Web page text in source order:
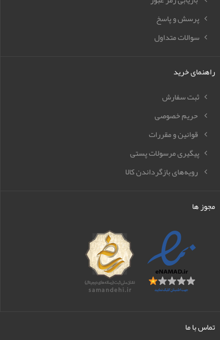
پرسش و پاسخ
سوالات متداول
راهنمای خرید
ثبت سفارش
حریم خصوصی
قوانین و مقررات
پیگیری مرسولات پستی
رویه‌های بازگرداندن کالا
مجوز ها
تماس با ما